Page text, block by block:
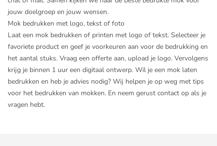
jouw doelgroep en jouw wensen.
Mok bedrukken met logo, tekst of foto
Laat een mok bedrukken of printen met logo of tekst. Selecteer je
favoriete product en geef je voorkeuren aan voor de bedrukking en
het aantal stuks. Vraag een offerte aan, upload je logo. Vervolgens
krijg je binnen 1 uur een digitaal ontwerp. Wil je een mok laten
bedrukken en heb je advies nodig? Wij helpen je op weg met tips
voor het bedrukken van mokken. En neem gerust contact op als je
vragen hebt.